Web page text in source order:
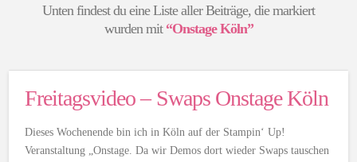
Unten findest du eine Liste aller Beiträge, die markiert
wurden mit “Onstage Köln”
Freitagsvideo – Swaps Onstage Köln
Dieses Wochenende bin ich in Köln auf der Stampin‘ Up!
Veranstaltung „Onstage. Da wir Demos dort wieder Swaps tauschen